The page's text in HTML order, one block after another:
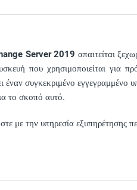
Server 2019 απαιτείται
που χρησιμοποιείται για
συγκεκριμένο εγγεγραμμένο
το σκοπό αυτό.
με την υπηρεσία εξυπηρέτησης